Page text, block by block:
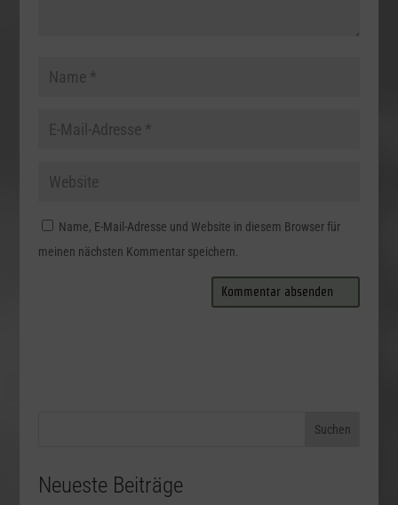
Name, E-Mail-Adresse und Website in diesem Browser für
meinen nächsten Kommentar speichern.
Neueste Beiträge